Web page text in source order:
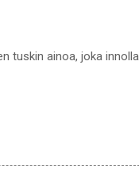
tuskin ainoa, joka innolla